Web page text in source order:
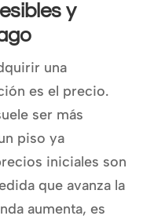
y
una
es el precio.
ser más
piso ya
iniciales son
que avanza la
aumenta, es